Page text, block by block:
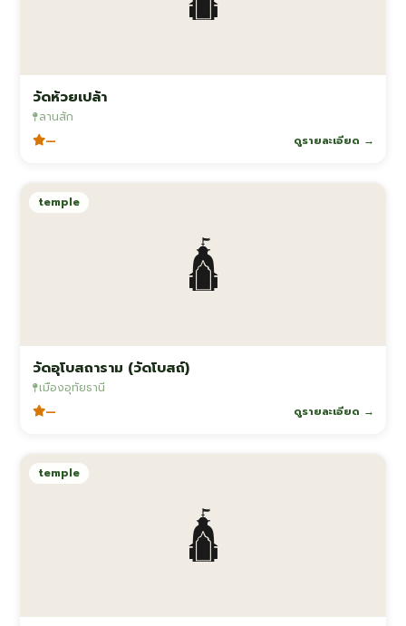
วัดห้วยเปล้า
ลานสัก
— ดูรายละเอียด →
🛕
temple
วัดอุโบสถาราม (วัดโบสถ์)
เมืองอุทัยธานี
— ดูรายละเอียด →
🛕
temple